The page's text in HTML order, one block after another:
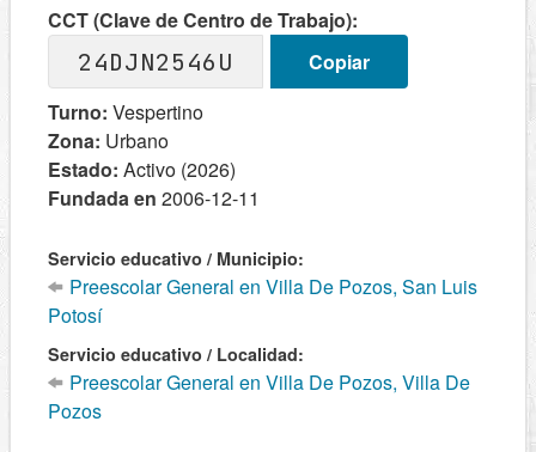
CCT (Clave de Centro de Trabajo):
24DJN2546U
Copiar
Turno: Vespertino
Zona: Urbano
Estado: Activo (2026)
Fundada en 2006-12-11
Servicio educativo / Municipio:
Preescolar General en Villa De Pozos, San Luis
Potosí
Servicio educativo / Localidad:
Preescolar General en Villa De Pozos, Villa De
Pozos